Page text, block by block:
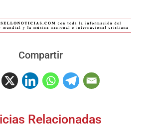
Compartir
Relacionadas